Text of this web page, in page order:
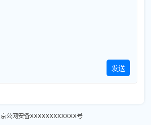
发送
京公网安备XXXXXXXXXXXX号